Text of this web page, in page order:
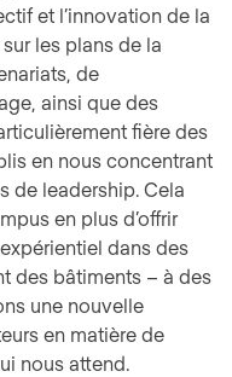
et l’innovation de la
les plans de la
de
ainsi que des
fière des
en nous concentrant
de leadership. Cela
en plus d’offrir
dans des
des bâtiments – à des
une nouvelle
en matière de
nous attend.